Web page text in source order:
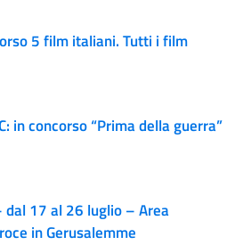
5 film italiani. Tutti i film
in concorso “Prima della guerra”
17 al 26 luglio – Area
in Gerusalemme